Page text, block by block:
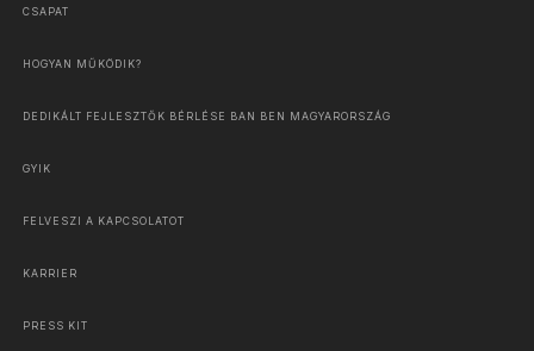
CSAPAT
HOGYAN MŰKÖDIK?
DEDIKÁLT FEJLESZTŐK BÉRLÉSE BAN BEN MAGYARORSZÁG
GYIK
FELVESZI A KAPCSOLATOT
KARRIER
PRESS KIT